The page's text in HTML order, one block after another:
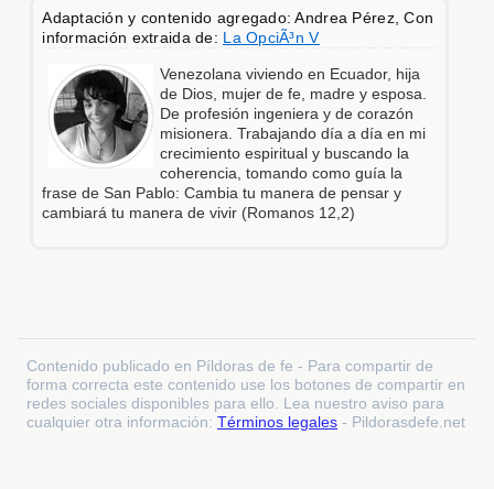
Adaptación y contenido agregado: Andrea Pérez, Con
información extraida de: La OpciÃ³n V
Venezolana viviendo en Ecuador, hija
de Dios, mujer de fe, madre y esposa.
De profesión ingeniera y de corazón
misionera. Trabajando día a día en mi
crecimiento espiritual y buscando la
coherencia, tomando como guía la
frase de San Pablo: Cambia tu manera de pensar y
cambiará tu manera de vivir (Romanos 12,2)
Contenido publicado en Píldoras de fe - Para compartir de
forma correcta este contenido use los botones de compartir en
redes sociales disponibles para ello. Lea nuestro aviso para
cualquier otra información: Términos legales - Pildorasdefe.net